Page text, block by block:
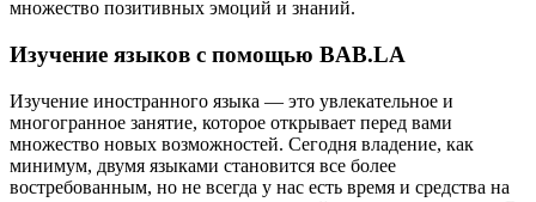
множество позитивных эмоций и знаний.
Изучение языков с помощью BAB.LA
Изучение иностранного языка — это увлекательное и
многогранное занятие, которое открывает перед вами
множество новых возможностей. Сегодня владение, как
минимум, двумя языками становится все более
востребованным, но не всегда у нас есть время и средства на